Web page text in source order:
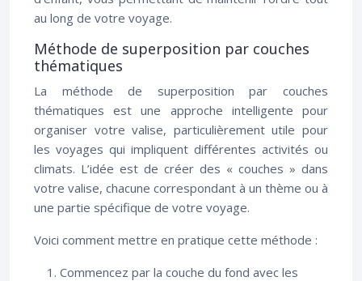
au long de votre voyage.
Méthode de superposition par couches
thématiques
La méthode de superposition par couches
thématiques est une approche intelligente pour
organiser votre valise, particulièrement utile pour
les voyages qui impliquent différentes activités ou
climats. L’idée est de créer des « couches » dans
votre valise, chacune correspondant à un thème ou à
une partie spécifique de votre voyage.
Voici comment mettre en pratique cette méthode :
Commencez par la couche du fond avec les